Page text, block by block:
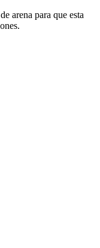
arena para que esta